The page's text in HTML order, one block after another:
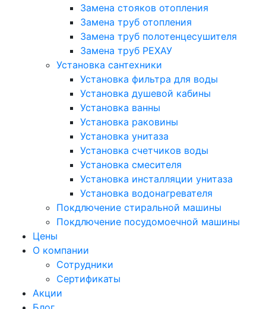
Замена стояков отопления
Замена труб отопления
Замена труб полотенцесушителя
Замена труб РЕХАУ
Установка сантехники
Установка фильтра для воды
Установка душевой кабины
Установка ванны
Установка раковины
Установка унитаза
Установка счетчиков воды
Установка смесителя
Установка инсталляции унитаза
Установка водонагревателя
Покдлючение стиральной машины
Покдлючение посудомоечной машины
Цены
О компании
Сотрудники
Сертификаты
Акции